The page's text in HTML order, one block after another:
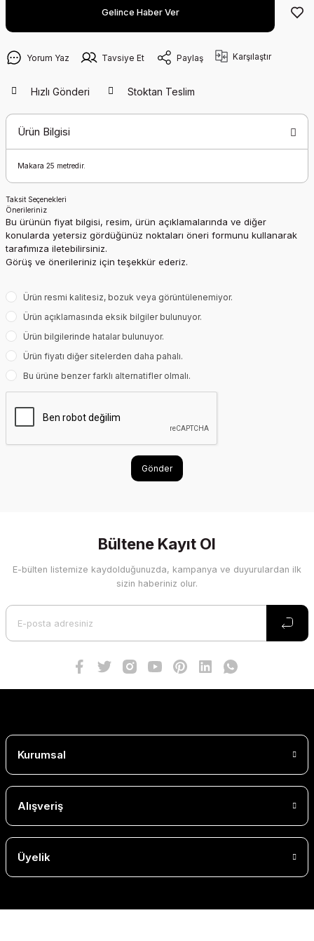
Gelince Haber Ver
Yorum Yaz Tavsiye Et Paylaş Karşılaştır
Hızlı Gönderi Stoktan Teslim
Ürün Bilgisi
Makara 25 metredir.
Taksit Seçenekleri
Önerileriniz
Bu ürünün fiyat bilgisi, resim, ürün açıklamalarında ve diğer
konularda yetersiz gördüğünüz noktaları öneri formunu kullanarak
tarafımıza iletebilirsiniz.
Görüş ve önerileriniz için teşekkür ederiz.
Ürün resmi kalitesiz, bozuk veya görüntülenemiyor.
Ürün açıklamasında eksik bilgiler bulunuyor.
Ürün bilgilerinde hatalar bulunuyor.
Ürün fiyatı diğer sitelerden daha pahalı.
Bu ürüne benzer farklı alternatifler olmalı.
Gönder
Bültene Kayıt Ol
E-bülten listemize kaydolduğunuzda, kampanya ve duyurulardan ilk
sizin haberiniz olur.
Kurumsal
Alışveriş
Üyelik